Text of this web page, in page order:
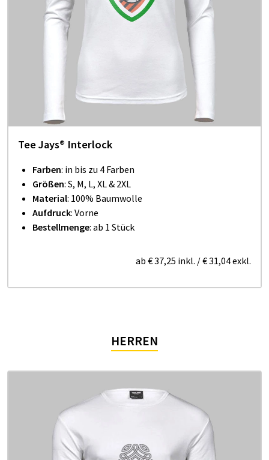
Tee Jays® Interlock
Farben: in bis zu 4 Farben
Größen: S, M, L, XL & 2XL
Material: 100% Baumwolle
Aufdruck: Vorne
Bestellmenge: ab 1 Stück
ab € 37,25 inkl. /€ 31,04exkl.
HERREN